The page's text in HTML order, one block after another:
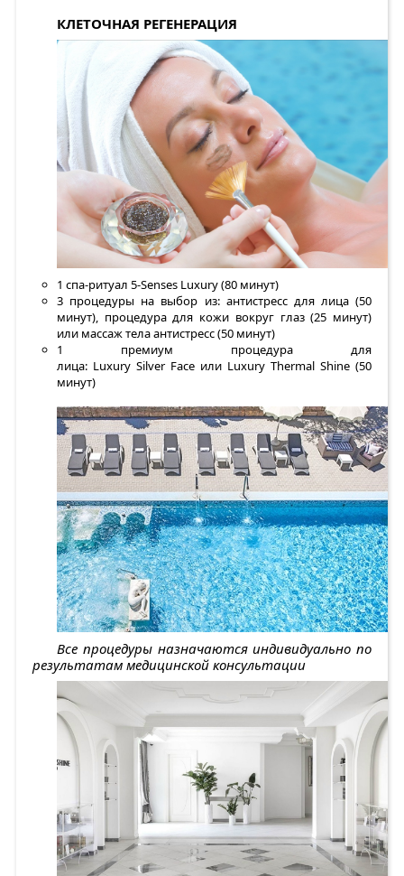
КЛЕТОЧНАЯ РЕГЕНЕРАЦИЯ
1 спа-ритуал 5-Senses Luxury (80 минут)
3 процедуры на выбор из: антистресс для лица (50
минут), процедура для кожи вокруг глаз (25 минут)
или массаж тела антистресс (50 минут)
1 премиум процедура для
лица: Luxury Silver Face или Luxury Thermal Shine (50
минут)
Все процедуры назначаются индивидуально по
результатам медицинской консультации